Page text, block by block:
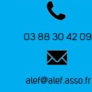
03 88 30 42 09
alef@alef.asso.fr